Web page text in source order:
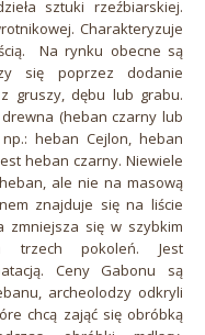
sztuki rzeźbiarskiej.
Charakteryzuje
Na rynku obecne są
się poprzez dodanie
gruszy, dębu lub grabu.
(heban czarny lub
heban Cejlon, heban
heban czarny. Niewiele
ale nie na masową
znajduje się na liście
zmniejsza się w szybkim
trzech pokoleń. Jest
Ceny Gabonu są
archeolodzy odkryli
chcą zająć się obróbką